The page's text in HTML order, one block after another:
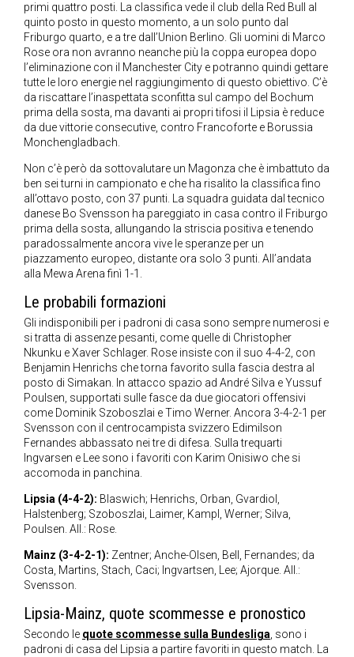
primi quattro posti. La classifica vede il club della Red Bull al
quinto posto in questo momento, a un solo punto dal
Friburgo quarto, e a tre dall’Union Berlino. Gli uomini di Marco
Rose ora non avranno neanche più la coppa europea dopo
l’eliminazione con il Manchester City e potranno quindi gettare
tutte le loro energie nel raggiungimento di questo obiettivo. C’è
da riscattare l’inaspettata sconfitta sul campo del Bochum
prima della sosta, ma davanti ai propri tifosi il Lipsia è reduce
da due vittorie consecutive, contro Francoforte e Borussia
Monchengladbach.
Non c’è però da sottovalutare un Magonza che è imbattuto da
ben sei turni in campionato e che ha risalito la classifica fino
all’ottavo posto, con 37 punti. La squadra guidata dal tecnico
danese Bo Svensson ha pareggiato in casa contro il Friburgo
prima della sosta, allungando la striscia positiva e tenendo
paradossalmente ancora vive le speranze per un
piazzamento europeo, distante ora solo 3 punti. All’andata
alla Mewa Arena finì 1-1.
Le probabili formazioni
Gli indisponibili per i padroni di casa sono sempre numerosi e
si tratta di assenze pesanti, come quelle di Christopher
Nkunku e Xaver Schlager. Rose insiste con il suo 4-4-2, con
Benjamin Henrichs che torna favorito sulla fascia destra al
posto di Simakan. In attacco spazio ad André Silva e Yussuf
Poulsen, supportati sulle fasce da due giocatori offensivi
come Dominik Szoboszlai e Timo Werner. Ancora 3-4-2-1 per
Svensson con il centrocampista svizzero Edimilson
Fernandes abbassato nei tre di difesa. Sulla trequarti
Ingvarsen e Lee sono i favoriti con Karim Onisiwo che si
accomoda in panchina.
Lipsia (4-4-2): Blaswich; Henrichs, Orban, Gvardiol,
Halstenberg; Szoboszlai, Laimer, Kampl, Werner; Silva,
Poulsen. All.: Rose.
Mainz (3-4-2-1): Zentner; Anche-Olsen, Bell, Fernandes; da
Costa, Martins, Stach, Caci; Ingvartsen, Lee; Ajorque. All.:
Svensson.
Lipsia-Mainz, quote scommesse e pronostico
Secondo le quote scommesse sulla Bundesliga, sono i
padroni di casa del Lipsia a partire favoriti in questo match. La